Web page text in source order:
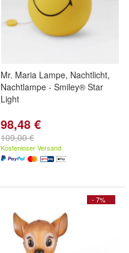
Mr. Maria Lampe, Nachtlicht,
Nachtlampe - Smiley® Star
Light
98,48 €
109,00 €
Kostenloser Versand
- 7%